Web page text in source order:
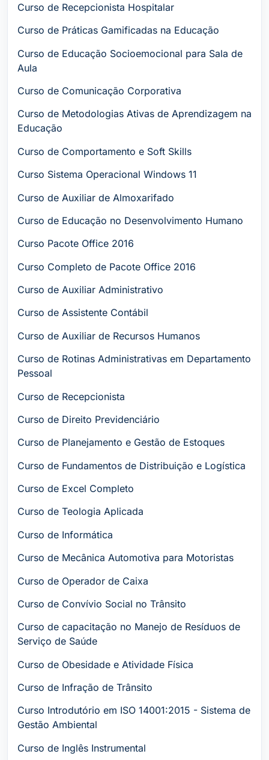
Curso de Recepcionista Hospitalar
Curso de Práticas Gamificadas na Educação
Curso de Educação Socioemocional para Sala de
Aula
Curso de Comunicação Corporativa
Curso de Metodologias Ativas de Aprendizagem na
Educação
Curso de Comportamento e Soft Skills
Curso Sistema Operacional Windows 11
Curso de Auxiliar de Almoxarifado
Curso de Educação no Desenvolvimento Humano
Curso Pacote Office 2016
Curso Completo de Pacote Office 2016
Curso de Auxiliar Administrativo
Curso de Assistente Contábil
Curso de Auxiliar de Recursos Humanos
Curso de Rotinas Administrativas em Departamento
Pessoal
Curso de Recepcionista
Curso de Direito Previdenciário
Curso de Planejamento e Gestão de Estoques
Curso de Fundamentos de Distribuição e Logística
Curso de Excel Completo
Curso de Teologia Aplicada
Curso de Informática
Curso de Mecânica Automotiva para Motoristas
Curso de Operador de Caixa
Curso de Convívio Social no Trânsito
Curso de capacitação no Manejo de Resíduos de
Serviço de Saúde
Curso de Obesidade e Atividade Física
Curso de Infração de Trânsito
Curso Introdutório em ISO 14001:2015 - Sistema de
Gestão Ambiental
Curso de Inglês Instrumental